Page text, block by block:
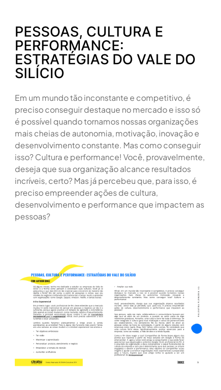
PESSOAS, CULTURA E
PERFORMANCE:
ESTRATÉGIAS DO VALE DO
SILÍCIO
Em um mundo tão inconstante e competitivo, é
preciso conseguir destaque no mercado e isso só
é possível quando tornamos nossas organizações
mais cheias de autonomia, motivação, inovação e
desenvolvimento constante. Mas como conseguir
isso? Cultura e performance! Você, provavelmente,
deseja que sua organização alcance resultados
incríveis, certo? Mas já percebeu que, para isso, é
preciso empreender ações de cultura,
desenvolvimento e performance que impactem as
pessoas?